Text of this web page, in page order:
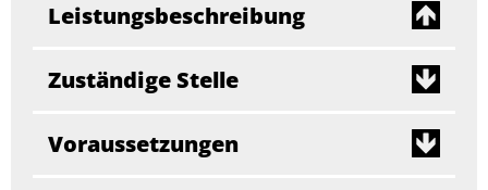
Leistungsbeschreibung
Zuständige Stelle
Voraussetzungen